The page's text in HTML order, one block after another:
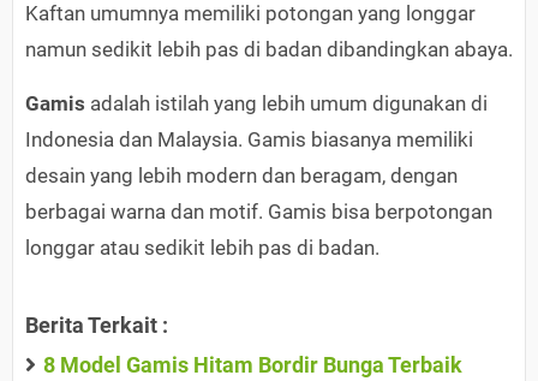
Kaftan umumnya memiliki potongan yang longgar
namun sedikit lebih pas di badan dibandingkan abaya.
Gamis adalah istilah yang lebih umum digunakan di
Indonesia dan Malaysia. Gamis biasanya memiliki
desain yang lebih modern dan beragam, dengan
berbagai warna dan motif. Gamis bisa berpotongan
longgar atau sedikit lebih pas di badan.
Berita Terkait :
8 Model Gamis Hitam Bordir Bunga Terbaik